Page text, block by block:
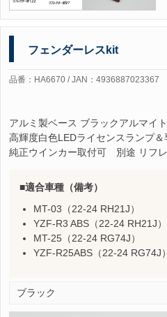
フェンダーレスkit
品番：HA6670 / JAN：4936887023367
アルミ製ベース ブラックアルマ
高輝度白色LEDライセンスランプ
純正ウインカー取付可 別途 リフ
適合車種（備考）
MT-03（22-24 RH21J）
YZF-R3 ABS（22-24 RH21J）
MT-25（22-24 RG74J）
YZF-R25ABS（22-24 RG74J）
ブラック